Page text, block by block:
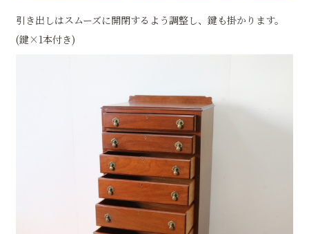
引き出しはスムーズに開閉するよう調整し、鍵も掛かります。
(鍵×1本付き)